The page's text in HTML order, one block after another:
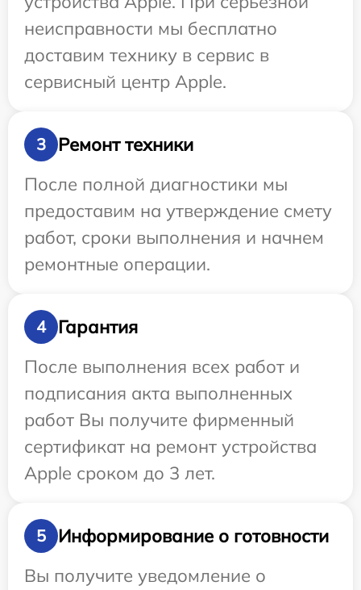
неисправности мы бесплатно
доставим технику в сервис в
сервисный центр Apple.
3
Ремонт техники
После полной диагностики мы
предоставим на утверждение смету
работ, сроки выполнения и начнем
ремонтные операции.
4
Гарантия
После выполнения всех работ и
подписания акта выполненных
работ Вы получите фирменный
сертификат на ремонт устройства
Apple сроком до 3 лет.
5
Информирование о готовности
Вы получите уведомление о